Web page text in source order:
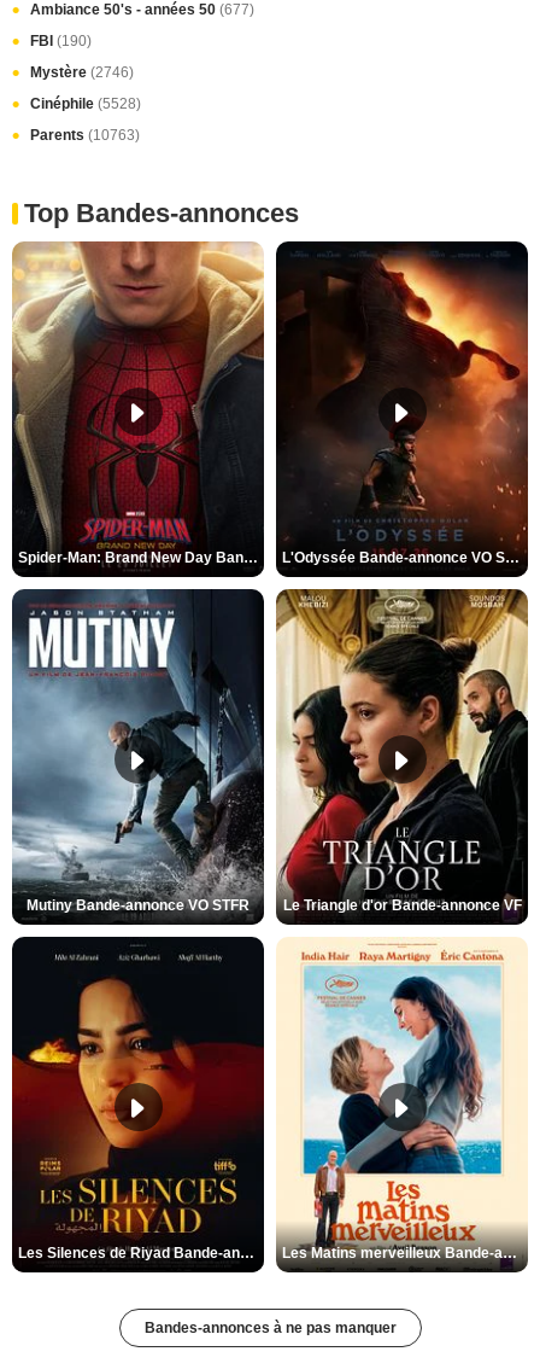
Ambiance 50's - années 50 (677)
FBI (190)
Mystère (2746)
Cinéphile (5528)
Parents (10763)
Top Bandes-annonces
Spider-Man: Brand New Day Bande-annonce VO STFR L'Odyssée Bande-annonce VO STFR
Mutiny Bande-annonce VO STFR Le Triangle d'or Bande-annonce VF
Les Silences de Riyad Bande-annonce VO STFR Les Matins merveilleux Bande-annonce VF
Bandes-annonces à ne pas manquer